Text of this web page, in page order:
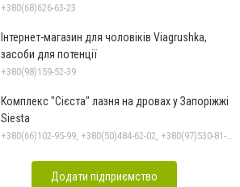
+380(68)626-63-23
Інтернет-магазин для чоловіків Viagrushka,
засоби для потенції
+380(98)159-52-39
Комплекс "Сієста" лазня на дровах у Запоріжжі
Siesta
Додати підприємство